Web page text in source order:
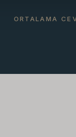
ORTALAMA